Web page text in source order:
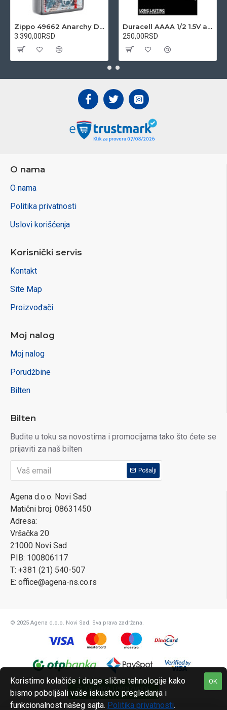
Zippo 49662 Anarchy Design upaljač
3.390,00RSD
Duracell AAAA 1/2 1.5V alkalna baterija
250,00RSD
O nama
O nama
Politika privatnosti
Uslovi korišćenja
Korisnički servis
Kontakt
Site Map
Proizvođači
Moj nalog
Moj nalog
Porudžbine
Bilten
Bilten
Budite u toku sa novostima i promocijama tako što ćete se
prijaviti za naš bilten
Pošalji
Agena d.o.o. Novi Sad
Matični broj: 08631450
Adresa:
Vršačka 20
21000 Novi Sad
PIB: 100806117
T: +381 (21) 540-507
E: office@agena-ns.co.rs
© 2025 Agena d.o.o. Novi Sad. Sva prava zadržana.
OK
Koristimo kolačiće i druge slične tehnologije kako
bismo poboljšali vaše iskustvo pregledanja i
funkcionalnost našeg sajta. Politika privatnosti.
FILTRIRAJ PROIZVODE